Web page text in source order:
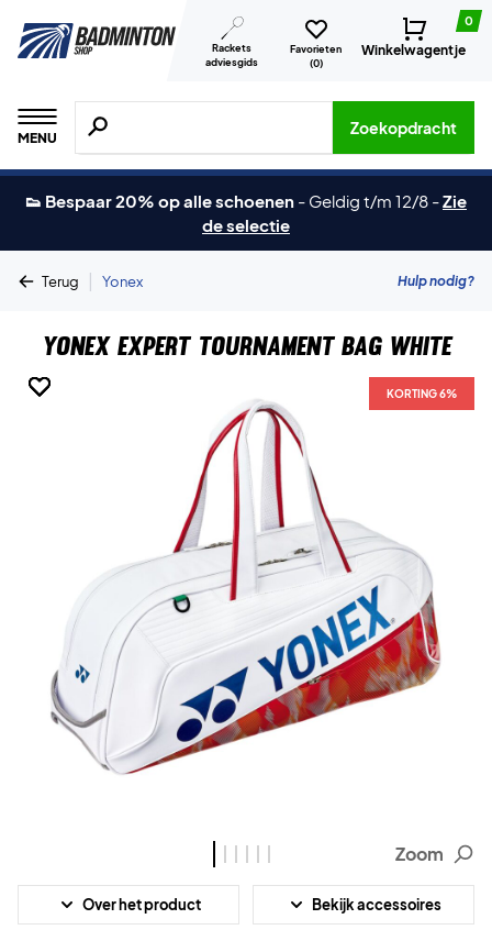
Rackets
adviesgids
Favorieten
(0)
0
Winkelwagentje
MENU
Zoeken naar producten, merken etc.
Zoekopdracht
👟 Bespaar 20% op alle schoenen - Geldig t/m 12/8 -Zie
de selectie
Terug | Yonex Hulp nodig?
Yonex Expert Tournament Bag White
KORTING 6%
KORTING 6%
KORTING 6%
KORTING 6%
KORTING 6%
KORTING 6%
Zoom
Over het product Bekijk accessoires